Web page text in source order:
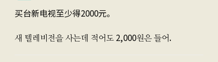
买台新电视至少得2000元。
새 텔레비전을 사는데 적어도 2,000원은 들어.